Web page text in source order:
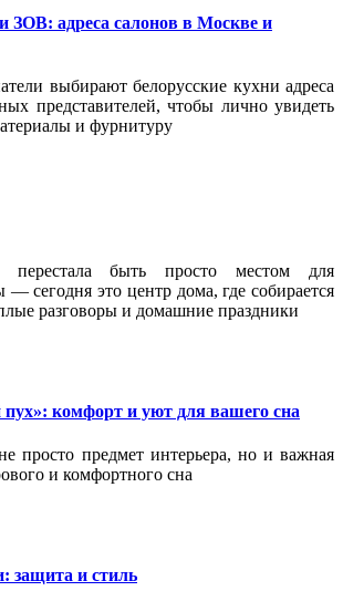
ЗОВ: адреса салонов в Москве и
выбирают белорусские кухни адреса
представителей, чтобы лично увидеть
и фурнитуру
перестала быть просто местом для
— сегодня это центр дома, где собирается
разговоры и домашние праздники
комфорт и уют для вашего сна
просто предмет интерьера, но и важная
и комфортного сна
защита и стиль